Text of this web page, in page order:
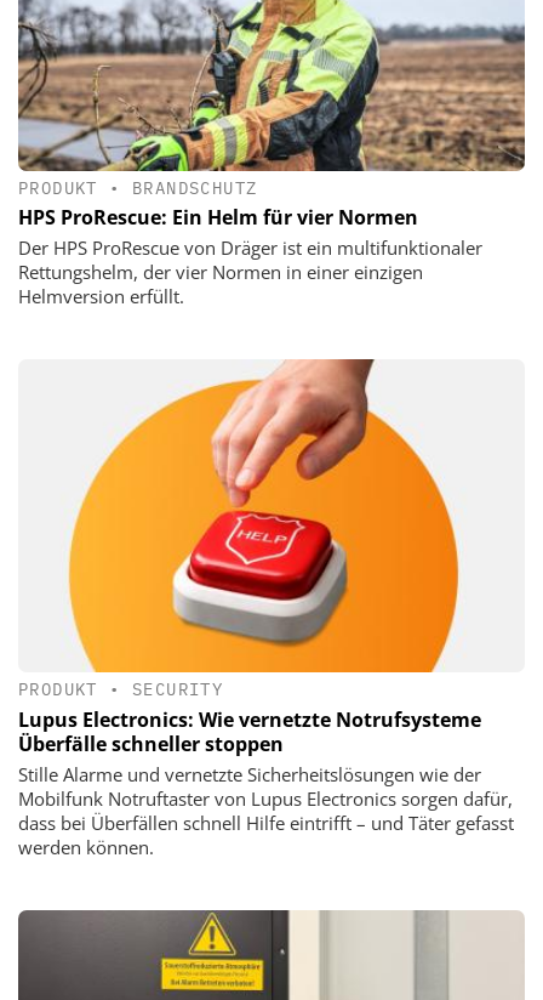
PRODUKT • BRANDSCHUTZ
HPS ProRescue: Ein Helm für vier Normen
Der HPS ProRescue von Dräger ist ein multifunktionaler
Rettungshelm, der vier Normen in einer einzigen
Helmversion erfüllt.
PRODUKT • SECURITY
Lupus Electronics: Wie vernetzte Notrufsysteme
Überfälle schneller stoppen
Stille Alarme und vernetzte Sicherheitslösungen wie der
Mobilfunk Notruftaster von Lupus Electronics sorgen dafür,
dass bei Überfällen schnell Hilfe eintrifft – und Täter gefasst
werden können.